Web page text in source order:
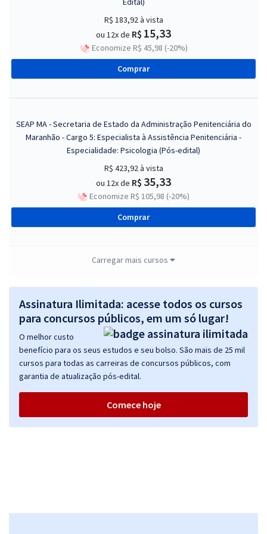
R$ 183,92à vista
ou 12x de R$ 15,33
Economize R$ 45,98 (-20%)
Comprar
SEAP MA - Secretaria de Estado da Administração Penitenciária do
Maranhão - Cargo 5: Especialista à Assistência Penitenciária -
Especialidade: Psicologia (Pós-edital)
R$ 423,92à vista
ou 12x de R$ 35,33
Economize R$ 105,98 (-20%)
Comprar
Maranhão - Cargo 2: Especialista à Assistência Penitenciária -
Especialidade: Direito (Pós-edital)
R$ 632,64à vista
ou 12x de R$52,72
Economize R$ 158,16 (-20%)
Comprar
SEAP MA - Secretaria de Estado da Administração Penitenciária do
Comprar
Carregar mais cursos
Assinatura Ilimitada: acesse todos os cursos
para concursos públicos, em um só lugar!
O melhor custo
benefício para os seus estudos e seu bolso. São mais de 25 mil
cursos para todas as carreiras de concursos públicos, com
garantia de atualização pós-edital.
Comece hoje